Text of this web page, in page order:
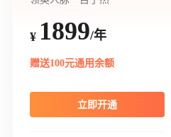
¥ 1899/年
赠送100元通用余额
立即开通